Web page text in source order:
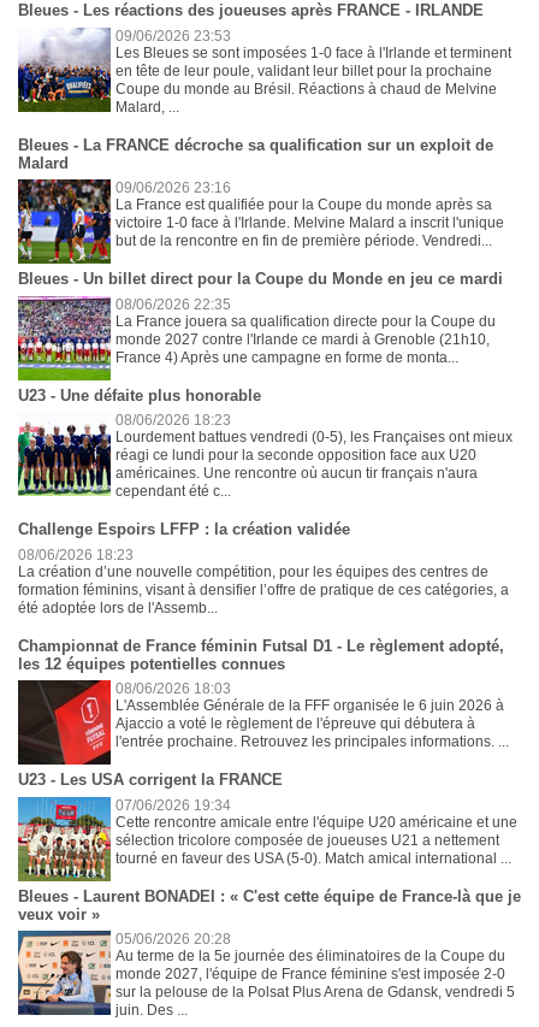
Bleues - Les réactions des joueuses après FRANCE - IRLANDE
09/06/2026 23:53
Les Bleues se sont imposées 1-0 face à l'Irlande et terminent
en tête de leur poule, validant leur billet pour la prochaine
Coupe du monde au Brésil. Réactions à chaud de Melvine
Malard, ...
Bleues - La FRANCE décroche sa qualification sur un exploit de
Malard
09/06/2026 23:16
La France est qualifiée pour la Coupe du monde après sa
victoire 1-0 face à l'Irlande. Melvine Malard a inscrit l'unique
but de la rencontre en fin de première période. Vendredi...
Bleues - Un billet direct pour la Coupe du Monde en jeu ce mardi
08/06/2026 22:35
La France jouera sa qualification directe pour la Coupe du
monde 2027 contre l'Irlande ce mardi à Grenoble (21h10,
France 4) Après une campagne en forme de monta...
U23 - Une défaite plus honorable
08/06/2026 18:23
Lourdement battues vendredi (0-5), les Françaises ont mieux
réagi ce lundi pour la seconde opposition face aux U20
américaines. Une rencontre où aucun tir français n'aura
cependant été c...
Challenge Espoirs LFFP : la création validée
08/06/2026 18:23
La création d’une nouvelle compétition, pour les équipes des centres de
formation féminins, visant à densifier l’offre de pratique de ces catégories, a
été adoptée lors de l'Assemb...
Championnat de France féminin Futsal D1 - Le règlement adopté,
les 12 équipes potentielles connues
08/06/2026 18:03
L'Assemblée Générale de la FFF organisée le 6 juin 2026 à
Ajaccio a voté le règlement de l'épreuve qui débutera à
l'entrée prochaine. Retrouvez les principales informations. ...
U23 - Les USA corrigent la FRANCE
07/06/2026 19:34
Cette rencontre amicale entre l'équipe U20 américaine et une
sélection tricolore composée de joueuses U21 a nettement
tourné en faveur des USA (5-0). Match amical international ...
Bleues - Laurent BONADEI : « C'est cette équipe de France-là que je
veux voir »
05/06/2026 20:28
Au terme de la 5e journée des éliminatoires de la Coupe du
monde 2027, l'équipe de France féminine s'est imposée 2-0
sur la pelouse de la Polsat Plus Arena de Gdansk, vendredi 5
juin. Des ...